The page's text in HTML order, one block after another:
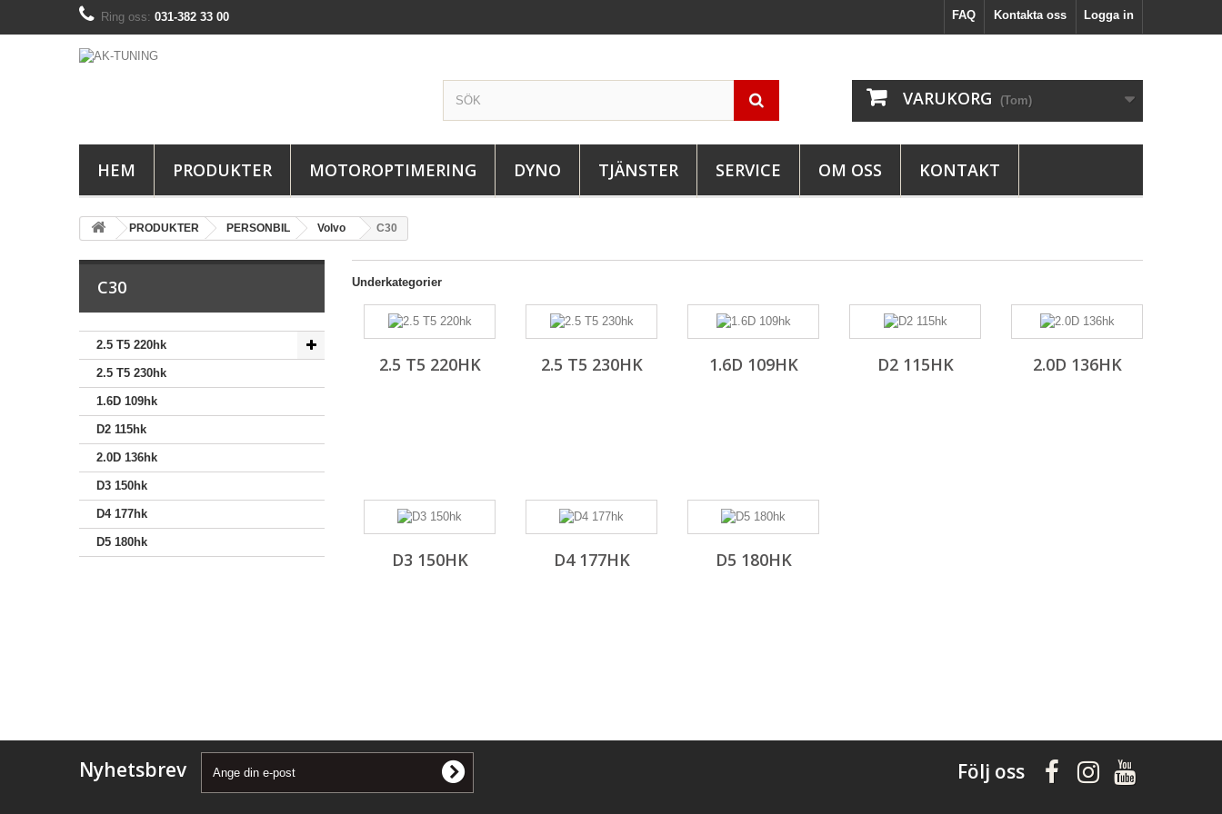
Logga in
Kontakta oss
FAQ
Ring oss: 031-382 33 00
VARUKORG (Tom)
HEM PRODUKTER MOTOROPTIMERING DYNO TJÄNSTER SERVICE OM OSS KONTAKT
PRODUKTER PERSONBIL Volvo C30
C30
2.5 T5 220hk
2.5 T5 230hk
1.6D 109hk
D2 115hk
2.0D 136hk
D3 150hk
D4 177hk
D5 180hk
Underkategorier
2.5 T5 220HK 2.5 T5 230HK 1.6D 109HK D2 115HK 2.0D 136HK
D3 150HK D4 177HK D5 180HK
Nyhetsbrev Följ oss